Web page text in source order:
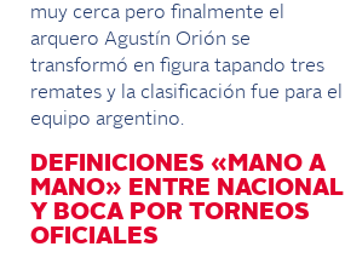
muy cerca pero finalmente el
arquero Agustín Orión se
transformó en figura tapando tres
remates y la clasificación fue para el
equipo argentino.
DEFINICIONES «MANO A
MANO» ENTRE NACIONAL
Y BOCA POR TORNEOS
OFICIALES